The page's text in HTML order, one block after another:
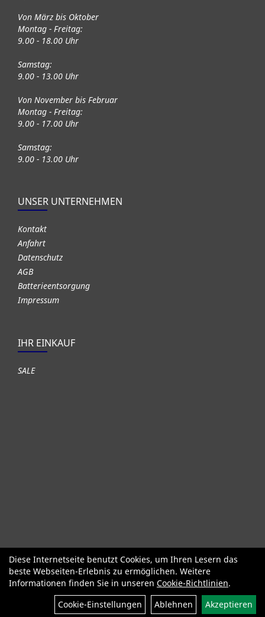
Von März bis Oktober
Montag - Freitag:
9.00 - 18.00 Uhr
Samstag:
9.00 - 13.00 Uhr
Von November bis Februar
Montag - Freitag:
9.00 - 17.00 Uhr
Samstag:
9.00 - 13.00 Uhr
UNSER UNTERNEHMEN
Kontakt
Anfahrt
Datenschutz
AGB
Batterieentsorgung
Impressum
IHR EINKAUF
SALE
Fahrräder Gute gebrauchte Fahrräder
Roller + Laufräder
Fahrradzubehör
Fahrradteile
Bekleidung Helme Schuhe
SALE
Neuheiten
Diese Internetseite benutzt Cookies, um Ihren Lesern das
beste Webseiten-Erlebnis zu ermöglichen. Weitere
Informationen finden Sie in unseren Cookie-Richtlinien.
Cookie-Einstellungen
Ablehnen Akzeptieren